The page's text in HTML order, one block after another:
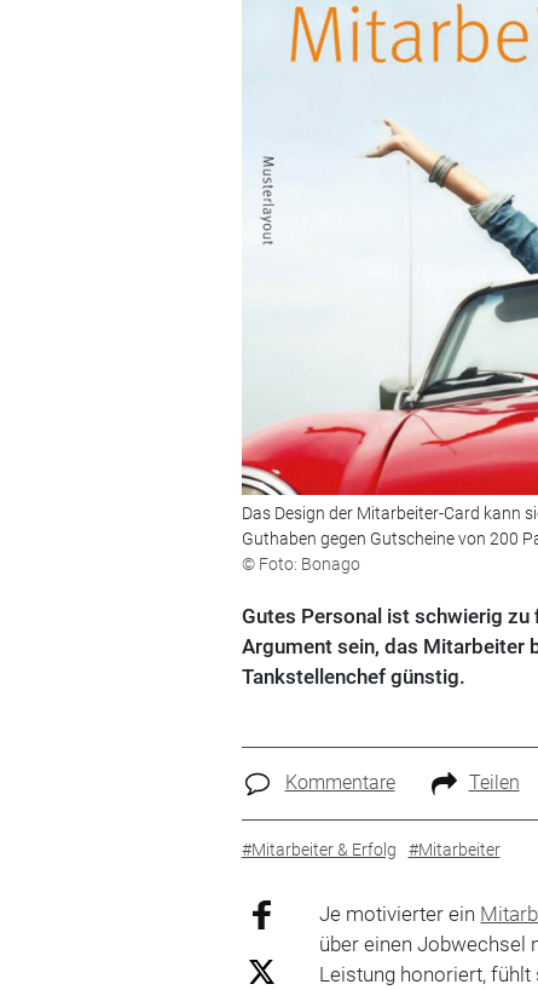
Das Design der Mitarbeiter-Card kann
Guthaben gegen Gutscheine von 200
© Foto: Bonago
Gutes Personal ist schwierig zu
Argument sein, das Mitarbeiter
Tankstellenchef günstig.
Kommentare Teilen
#Mitarbeiter & Erfolg #Mitarbeiter
Je motivierter ein
über einen Jobwechsel
Leistung honoriert,